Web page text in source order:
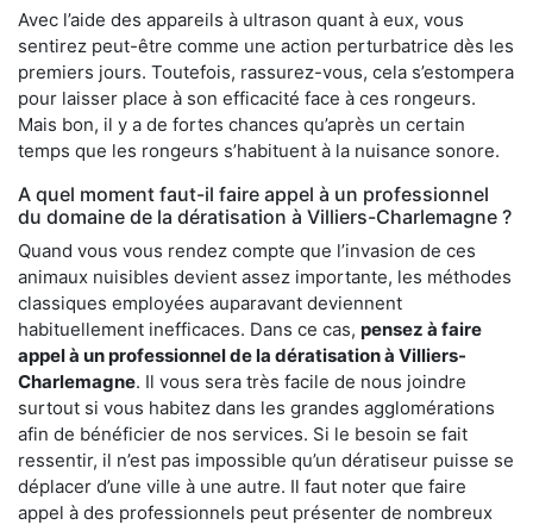
Avec l’aide des appareils à ultrason quant à eux, vous
sentirez peut-être comme une action perturbatrice dès les
premiers jours. Toutefois, rassurez-vous, cela s’estompera
pour laisser place à son efficacité face à ces rongeurs.
Mais bon, il y a de fortes chances qu’après un certain
temps que les rongeurs s’habituent à la nuisance sonore.
A quel moment faut-il faire appel à un professionnel
du domaine de la dératisation à Villiers-Charlemagne ?
Quand vous vous rendez compte que l’invasion de ces
animaux nuisibles devient assez importante, les méthodes
classiques employées auparavant deviennent
habituellement inefficaces. Dans ce cas, pensez à faire
appel à un professionnel de la dératisation à Villiers-
Charlemagne. Il vous sera très facile de nous joindre
surtout si vous habitez dans les grandes agglomérations
afin de bénéficier de nos services. Si le besoin se fait
ressentir, il n’est pas impossible qu’un dératiseur puisse se
déplacer d’une ville à une autre. Il faut noter que faire
appel à des professionnels peut présenter de nombreux